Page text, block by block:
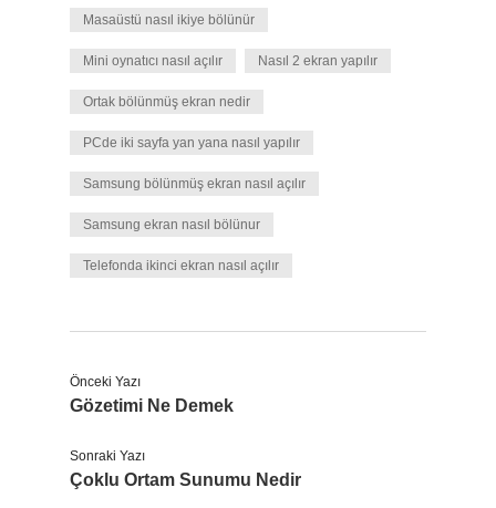
Masaüstü nasıl ikiye bölünür
Mini oynatıcı nasıl açılır Nasıl 2 ekran yapılır
Ortak bölünmüş ekran nedir
PCde iki sayfa yan yana nasıl yapılır
Samsung bölünmüş ekran nasıl açılır
Samsung ekran nasıl bölünur
Telefonda ikinci ekran nasıl açılır
Önceki Yazı
Gözetimi Ne Demek
Sonraki Yazı
Çoklu Ortam Sunumu Nedir